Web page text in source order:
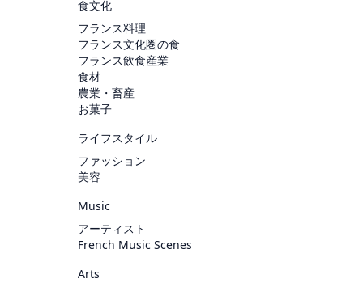
食文化
フランス料理
フランス文化圏の食
フランス飲食産業
食材
農業・畜産
お菓子
ライフスタイル
ファッション
美容
Music
アーティスト
French Music Scenes
Arts